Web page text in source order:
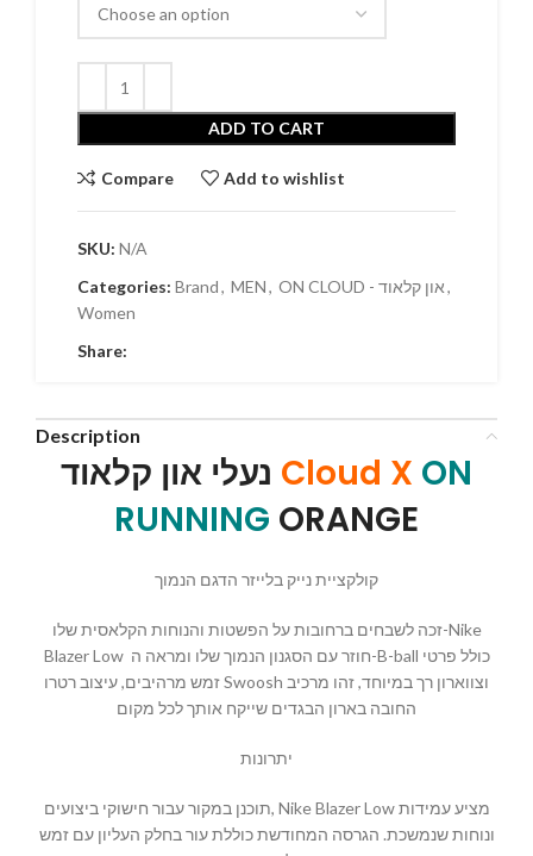
ADD TO CART
Compare Add to wishlist
SKU: N/A
Categories: Brand, MEN, ON CLOUD - און קלאוד,
Women
Share:
Description
Cloud X ON
RUNNING ORANGE
קולקציית נייק בלייזר הדגם הנמוך
זכה לשבחים ברחובות על הפשטות והנוחות הקלאסית שלו-Nike
Blazer Low חוזר עם הסגנון הנמוך שלו ומראה ה-B-ball כולל פרטי
זמש מרהיבים, עיצוב רטרו Swoosh וצווארון רך במיוחד, זהו מרכיב
החובה בארון הבגדים שייקח אותך לכל מקום
יתרונות
תוכנן במקור עבור חישוקי ביצועים, Nike Blazer Low מציע עמידות
ונוחות שנמשכת. הגרסה המחודשת כוללת עור בחלק העליון עם זמש